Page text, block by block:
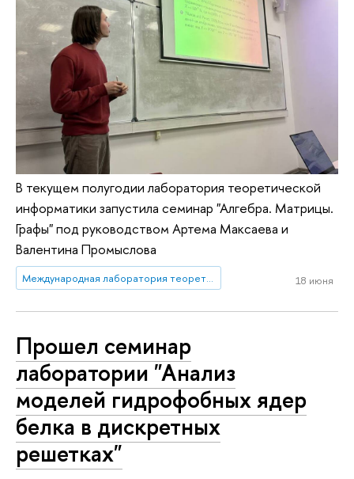
В текущем полугодии лаборатория теоретической
информатики запустила семинар "Алгебра. Матрицы.
Графы" под руководством Артема Максаева и
Валентина Промыслова
Международная лаборатория теоретической информатики 18 июня
Прошел семинар
лаборатории "Анализ
моделей гидрофобных ядер
белка в дискретных
решетках"